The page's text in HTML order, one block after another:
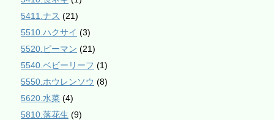
5411.ナス (21)
5510.ハクサイ (3)
5520.ピーマン (21)
5540.ベビーリーフ (1)
5550.ホウレンソウ (8)
5620.水菜 (4)
5810.落花生 (9)